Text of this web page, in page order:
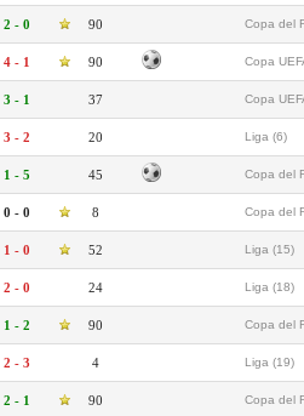
2 - 0 90 Copa del
4 - 1 90 Copa
3 - 1 37 Copa
3 - 2 20 Liga (6)
1 - 5 45 Copa del
0 - 0 8 Copa del
1 - 0 52 Liga (15)
2 - 0 24 Liga (18)
1 - 2 90 Copa del
2 - 3 4 Liga (19)
2 - 1 90 Copa del